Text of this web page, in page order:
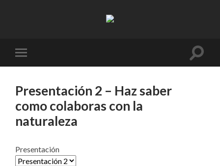
Resifarms
Alternar
el
Presentación 2 – Haz saber
como colaboras con la
naturaleza
Presentación